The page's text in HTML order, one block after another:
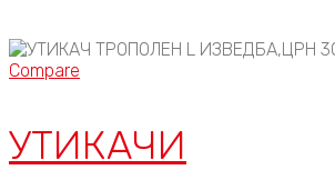
Compare
УТИКАЧИ